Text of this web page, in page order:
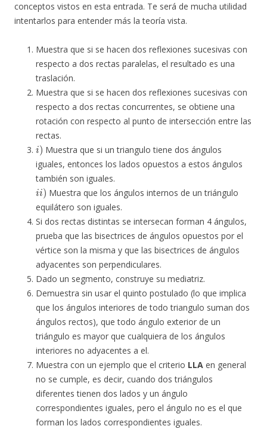
conceptos vistos en esta entrada. Te será de mucha utilidad
intentarlos para entender más la teoría vista.
Muestra que si se hacen dos reflexiones sucesivas con
respecto a dos rectas paralelas, el resultado es una
traslación.
Muestra que si se hacen dos reflexiones sucesivas con
respecto a dos rectas concurrentes, se obtiene una
rotación con respecto al punto de intersección entre las
rectas.
i)
Muestra que si un triangulo tiene dos ángulos
iguales, entonces los lados opuestos a estos ángulos
también son iguales.
ii)
Muestra que los ángulos internos de un triángulo
equilátero son iguales.
Si dos rectas distintas se intersecan forman 4 ángulos,
prueba que las bisectrices de ángulos opuestos por el
vértice son la misma y que las bisectrices de ángulos
adyacentes son perpendiculares.
Dado un segmento, construye su mediatriz.
Demuestra sin usar el quinto postulado (lo que implica
que los ángulos interiores de todo triangulo suman dos
ángulos rectos), que todo ángulo exterior de un
triángulo es mayor que cualquiera de los ángulos
interiores no adyacentes a el.
Muestra con un ejemplo que el criterio LLA en general
no se cumple, es decir, cuando dos triángulos
diferentes tienen dos lados y un ángulo
correspondientes iguales, pero el ángulo no es el que
forman los lados correspondientes iguales.